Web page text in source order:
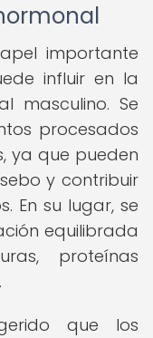
importante
influir en la
masculino. Se
procesados
ya que pueden
y contribuir
En su lugar, se
equilibrada
proteínas
que los